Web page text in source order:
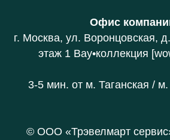
Офис
г. Москва, ул. Воронцовская,
этаж 1 Вау•коллекция
3-5 мин. от м. Таганская /
© ООО «Трэвелмарт